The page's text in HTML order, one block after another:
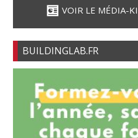
VOIR LE MÉDIA-
BUILDINGLAB.FR